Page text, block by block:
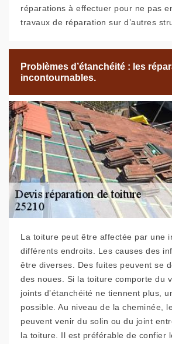
réparations à effectuer pour ne pas
travaux de réparation sur d’autres
Problèmes d’étanchéité : les
incontournables.
La toiture peut être affectée par une
différents endroits. Les causes des
être diverses. Des fuites peuvent se
des noues. Si la toiture comporte du
joints d’étanchéité ne tiennent plus,
possible. Au niveau de la cheminée,
peuvent venir du solin ou du joint
la toiture. Il est préférable de confier